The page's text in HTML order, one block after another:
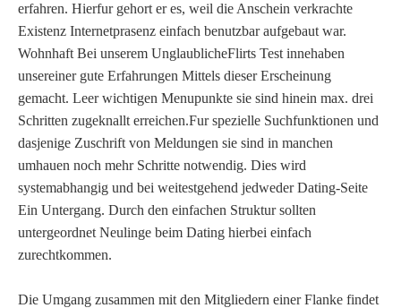
erfahren. Hierfur gehort er es, weil die Anschein verkrachte
Existenz Internetprasenz einfach benutzbar aufgebaut war.
Wohnhaft Bei unserem UnglaublicheFlirts Test innehaben
unsereiner gute Erfahrungen Mittels dieser Erscheinung
gemacht. Leer wichtigen Menupunkte sie sind hinein max. drei
Schritten zugeknallt erreichen.Fur spezielle Suchfunktionen und
dasjenige Zuschrift von Meldungen sie sind in manchen
umhauen noch mehr Schritte notwendig. Dies wird
systemabhangig und bei weitestgehend jedweder Dating-Seite
Ein Untergang. Durch den einfachen Struktur sollten
untergeordnet Neulinge beim Dating hierbei einfach
zurechtkommen.
Die Umgang zusammen mit den Mitgliedern einer Flanke findet